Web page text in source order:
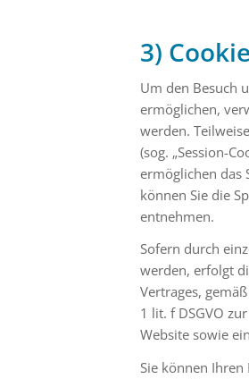
3)
Um den Besuch
ermöglichen,
werden.
(sog. „Session-
ermöglichen das
können Sie die
entnehmen.
Sofern durch
werden, erfolgt
Vertrages,
1 lit. f DSGVO
Website sowie
Sie können